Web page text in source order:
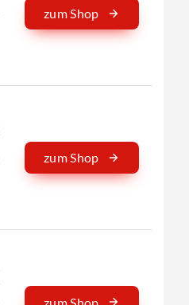
zum Shop
zum Shop